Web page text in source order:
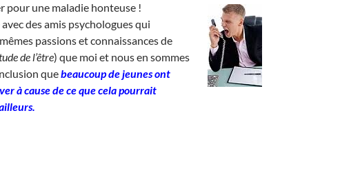
pour une maladie honteuse !
avec des amis psychologues qui
passions et connaissances de
de l’être) que moi et nous en sommes
quebeaucoup de jeunes ont
à cause de ce que cela pourrait